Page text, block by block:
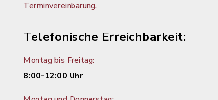
Terminvereinbarung.
Telefonische Erreichbarkeit:
Montag bis Freitag:
8:00-12:00 Uhr